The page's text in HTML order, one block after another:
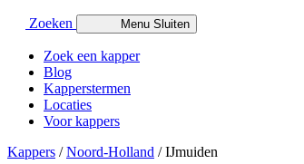
Zoeken Menu Sluiten
Zoek een kapper
Blog
Kapperstermen
Locaties
Voor kappers
Kappers /Noord-Holland /IJmuiden